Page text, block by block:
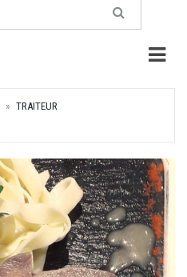
TRAITEUR